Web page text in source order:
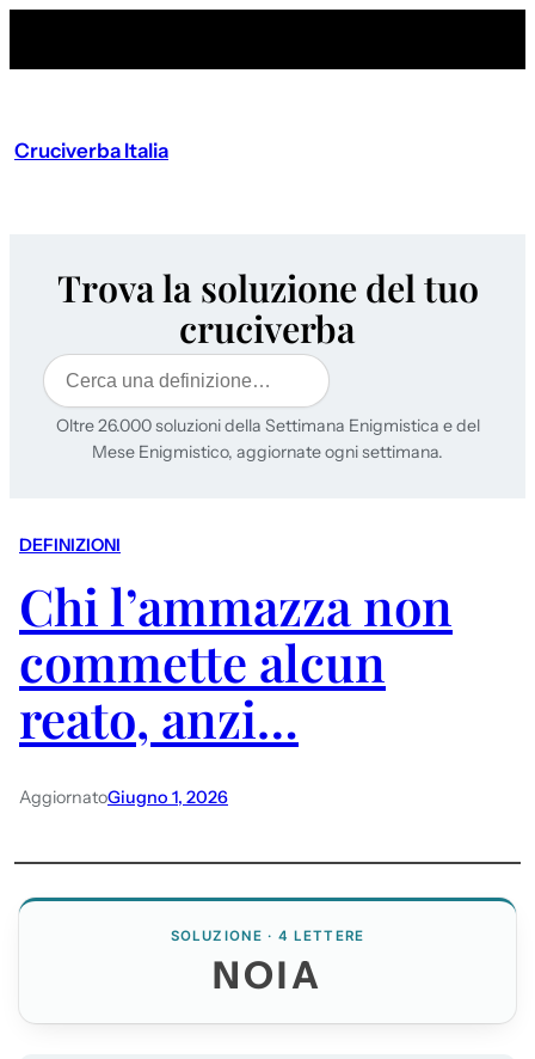
Cruciverba Italia
Trova la soluzione del tuo
cruciverba
Cerca
Oltre 26.000 soluzioni della Settimana Enigmistica e del
Mese Enigmistico, aggiornate ogni settimana.
DEFINIZIONI
Chi l’ammazza non
commette alcun
reato, anzi…
AggiornatoGiugno 1, 2026
SOLUZIONE · 4 LETTERE
NOIA